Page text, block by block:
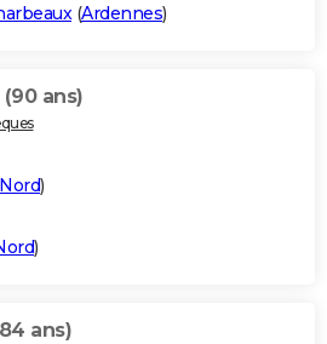
(Ardennes)
(90 ans)
Nord)
)
ans)